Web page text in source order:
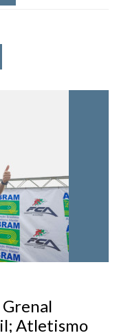
Atletismo